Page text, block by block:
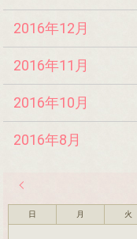
2016年12月
2016年11月
2016年10月
2016年8月
日 月 火